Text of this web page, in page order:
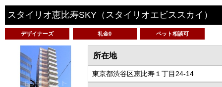
スタイリオ恵比寿SKY （スタイリオエビススカイ）
デザイナーズ 礼金0 ペット相談可
所在地
東京都渋谷区恵比寿１丁目24-14